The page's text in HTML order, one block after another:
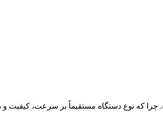
نوع دستگاه مستقیماً بر سرعت، کیفیت و